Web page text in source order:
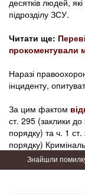
підрозділу ЗСУ.
Читати ще:
прокоментували
Наразі
інциденту,
За цим фактом
ст. 295 (заклики
порядку) та ч. 1
порядку)
Знайшли